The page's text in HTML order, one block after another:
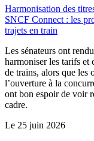
Harmonisation des
SNCF Connect : les
trajets en train
Les sénateurs ont
harmoniser les tarifs et
de trains, alors que les
l’ouverture à la
ont bon espoir de voir
cadre.
Le 25 juin 2026